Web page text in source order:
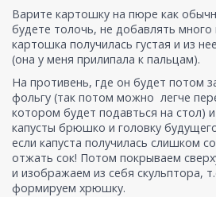
Варите картошку на пюре как
будете толочь, не добавлять
картошка получилась густая и из
(она у меня прилипала к пальцам).
На противень, где он будет потом
фольгу (так потом можно легче
котором будет подавться на стол)
капусты брюшко и головку
если капуста получилась слишком
отжать сок! Потом покрываем
и изображаем из себя скульптора,
формируем хрюшку.